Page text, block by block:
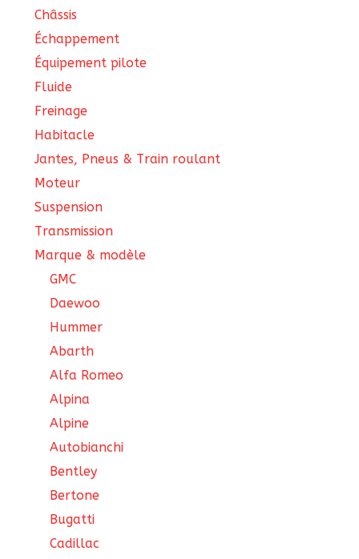
Châssis
Échappement
Équipement pilote
Fluide
Freinage
Habitacle
Jantes, Pneus & Train roulant
Moteur
Suspension
Transmission
Marque & modèle
GMC
Daewoo
Hummer
Abarth
Alfa Romeo
Alpina
Alpine
Autobianchi
Bentley
Bertone
Bugatti
Cadillac